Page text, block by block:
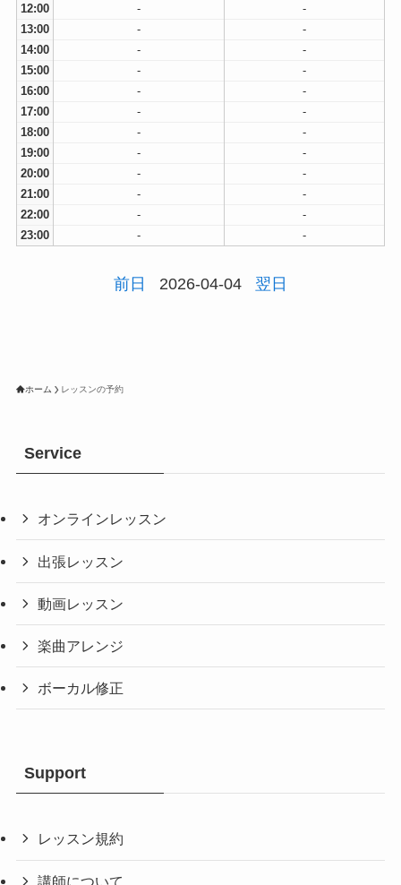
12:00
-
-
13:00
-
-
14:00
-
-
15:00
-
-
16:00
-
-
17:00
-
-
18:00
-
-
19:00
-
-
20:00
-
-
21:00
-
-
22:00
-
-
23:00
- -
前日 2026-04-04 翌日
ホーム レッスンの予約
Service
オンラインレッスン
出張レッスン
動画レッスン
楽曲アレンジ
ボーカル修正
Support
レッスン規約
講師について